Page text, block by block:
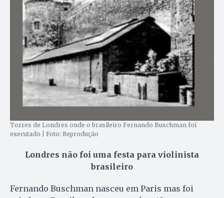
Torres de Londres onde o brasileiro Fernando Buschman foi
executado | Foto: Reprodução
Londres não foi uma festa para violinista
brasileiro
Fernando Buschman nasceu em Paris mas foi